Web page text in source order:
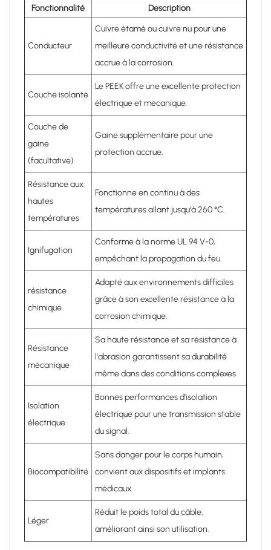
Fonctionnalité
Description
Conducteur
Cuivre étamé ou cuivre nu pour une
meilleure conductivité et une résistance
accrue à la corrosion.
Couche isolante
Le PEEK offre une excellente protection
électrique et mécanique.
Couche de
gaine
(facultative)
Gaine supplémentaire pour une
protection accrue.
Résistance aux
hautes
températures
Fonctionne en continu à des
températures allant jusqu'à 260 °C.
Ignifugation
Conforme à la norme UL 94 V-0,
empêchant la propagation du feu.
résistance
chimique
Adapté aux environnements difficiles
grâce à son excellente résistance à la
corrosion chimique.
Résistance
mécanique
Sa haute résistance et sa résistance à
l'abrasion garantissent sa durabilité
même dans des conditions complexes.
Isolation
électrique
Bonnes performances d'isolation
électrique pour une transmission stable
du signal.
Biocompatibilité
Sans danger pour le corps humain,
convient aux dispositifs et implants
médicaux.
Léger
Réduit le poids total du câble,
améliorant ainsi son utilisation.